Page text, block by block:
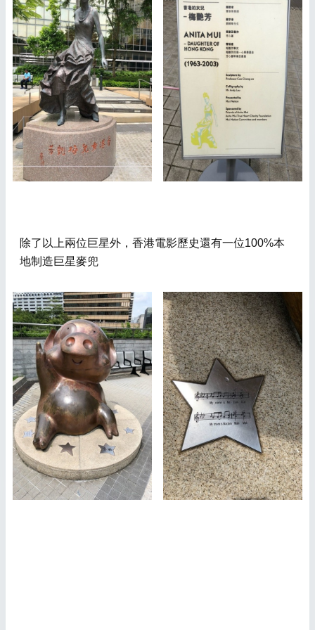
除了以上兩位巨星外，香港電影歷史還有一位100%本
地制造巨星麥兜